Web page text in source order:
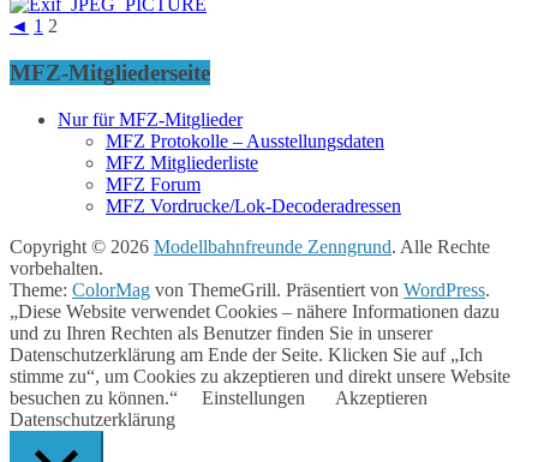
◄ 1 2
MFZ-Mitgliederseite
Nur für MFZ-Mitglieder
MFZ Protokolle – Ausstellungsdaten
MFZ Mitgliederliste
MFZ Forum
MFZ Vordrucke/Lok-Decoderadressen
Copyright © 2026 Modellbahnfreunde Zenngrund. Alle Rechte
vorbehalten.
Theme: ColorMag von ThemeGrill. Präsentiert von WordPress.
„Diese Website verwendet Cookies – nähere Informationen dazu
und zu Ihren Rechten als Benutzer finden Sie in unserer
Datenschutzerklärung am Ende der Seite. Klicken Sie auf „Ich
stimme zu“, um Cookies zu akzeptieren und direkt unsere Website
besuchen zu können.“
Einstellungen
Akzeptieren
Datenschutzerklärung